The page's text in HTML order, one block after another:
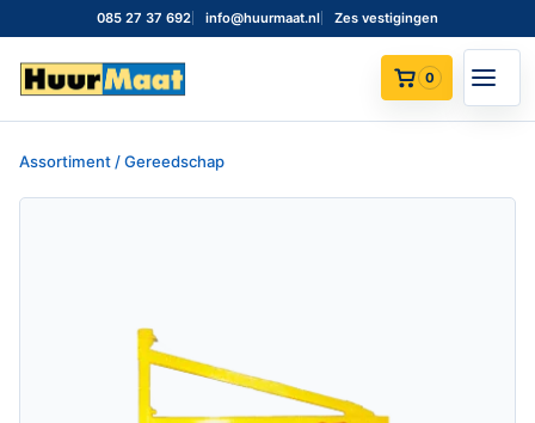
085 27 37 692 info@huurmaat.nl Zes vestigingen
0
Assortiment / Gereedschap